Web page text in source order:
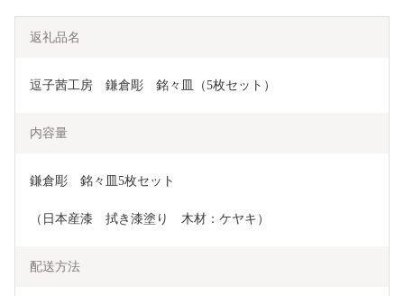
返礼品名
逗子茜工房　鎌倉彫　銘々皿（5枚セット）
内容量
鎌倉彫　銘々皿5枚セット
（日本産漆　拭き漆塗り　木材：ケヤキ）
配送方法